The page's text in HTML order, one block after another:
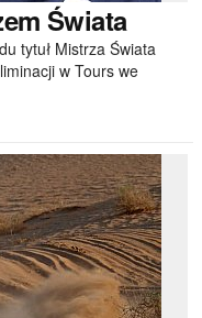
Świata
tytuł Mistrza Świata
w Tours we